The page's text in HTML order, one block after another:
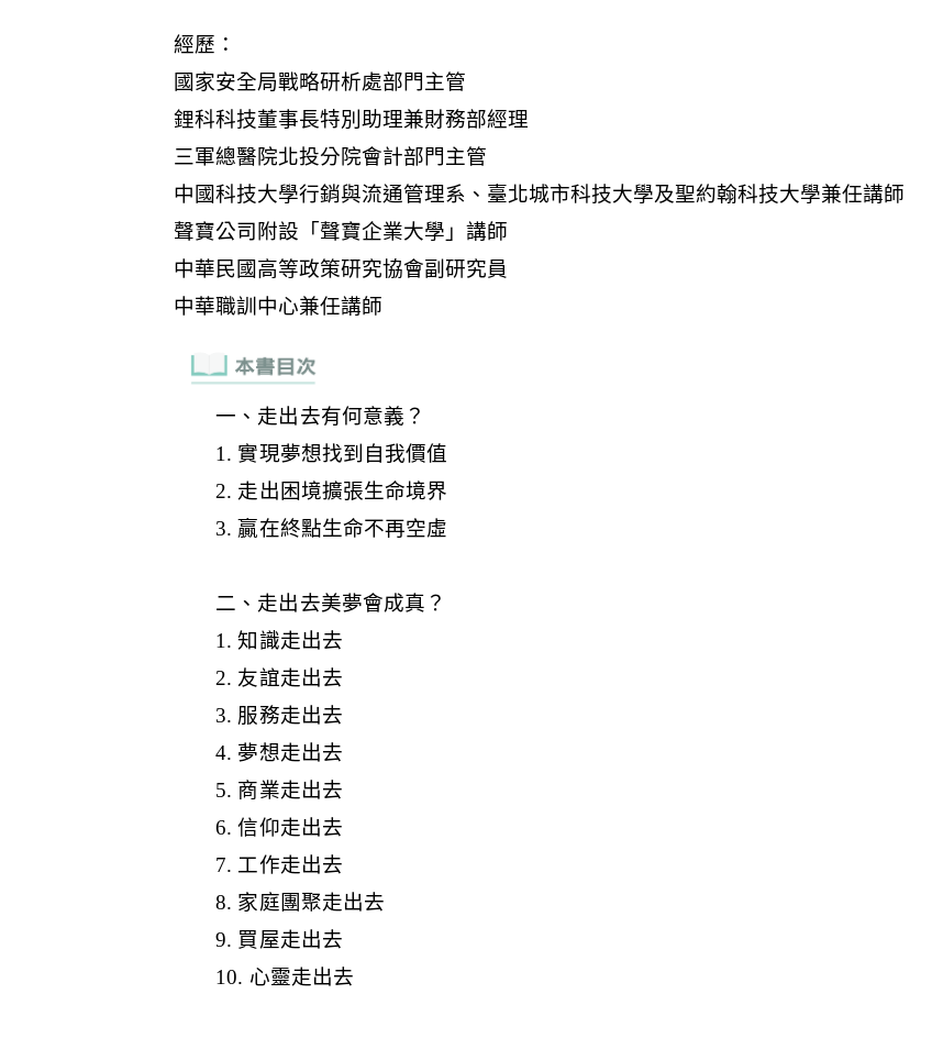
一、走出去有何意義？
1. 實現夢想找到自我價值
2. 走出困境擴張生命境界
3. 贏在終點生命不再空虛
二、走出去美夢會成真？
1. 知識走出去
2. 友誼走出去
3. 服務走出去
4. 夢想走出去
5. 商業走出去
6. 信仰走出去
7. 工作走出去
8. 家庭團聚走出去
9. 買屋走出去
10. 心靈走出去